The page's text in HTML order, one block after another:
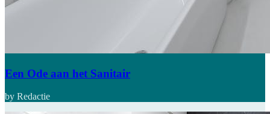
Een Ode aan het Sanitair
by Redactie